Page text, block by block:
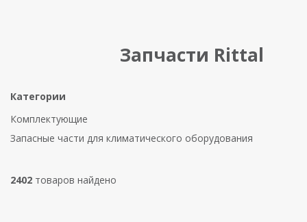
Запчасти Rittal
Категории
Комплектующие
Запасные части для климатического оборудования
2402 товаров найдено